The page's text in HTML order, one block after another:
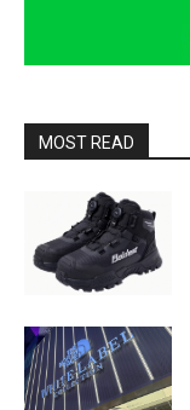
MOST READ